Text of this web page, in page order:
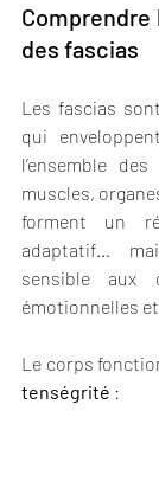
des fascias
Les fascias
qui
l’ensemble
muscles,
forment un
adaptatif…
sensible aux
émotionnelles
tenségrité :